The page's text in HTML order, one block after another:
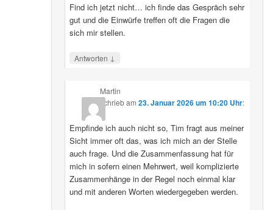
Find ich jetzt nicht… ich finde das Gespräch sehr
gut und die Einwürfe treffen oft die Fragen die
sich mir stellen.
Antworten ↓
Martin
schriebam 23. Januar 2026 um 10:20 Uhr:
Empfinde ich auch nicht so, Tim fragt aus meiner
Sicht immer oft das, was ich mich an der Stelle
auch frage. Und die Zusammenfassung hat für
mich in sofern einen Mehrwert, weil komplizierte
Zusammenhänge in der Regel noch einmal klar
und mit anderen Worten wiedergegeben werden.